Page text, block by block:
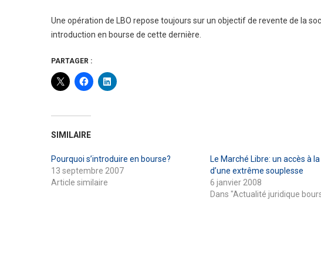
Une opération de LBO repose toujours sur un objectif de revente de la
introduction en bourse de cette dernière.
PARTAGER :
SIMILAIRE
Pourquoi s’introduire en bourse?
13 septembre 2007
Article similaire
Le Marché Libre: un accès à
d’une extrême souplesse
6 janvier 2008
Dans "Actualité juridique